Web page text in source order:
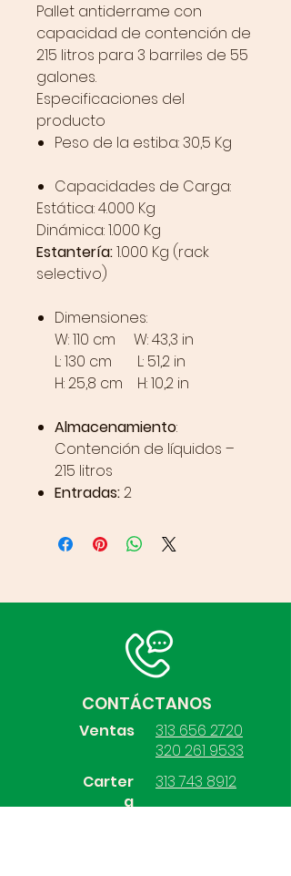
Pallet antiderrame con
capacidad de contención de
215 litros para 3 barriles de 55
galones.
Especificaciones del
producto
Peso de la estiba: 30,5 Kg
Capacidades de Carga:
Estática: 4.000 Kg
Dinámica: 1.000 Kg
Estantería:1.000 Kg (rack
selectivo)
Dimensiones:
W: 110 cm W: 43,3 in
L: 130 cm L: 51,2 in
H: 25,8 cm H: 10,2 in
Almacenamiento:
Contención de líquidos –
215 litros
Entradas:2
CONTÁCTANOS
Ventas
313 656 2720
320 261 9533
Carter
a
313 743 8912